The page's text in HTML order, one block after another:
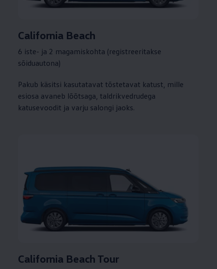
California Beach
6 iste- ja 2 magamiskohta (registreeritakse
sõiduautona)
Pakub käsitsi kasutatavat tõstetavat katust, mille
esiosa avaneb lõõtsaga, taldrikvedrudega
katusevoodit ja varju salongi jaoks.
California Beach Tour